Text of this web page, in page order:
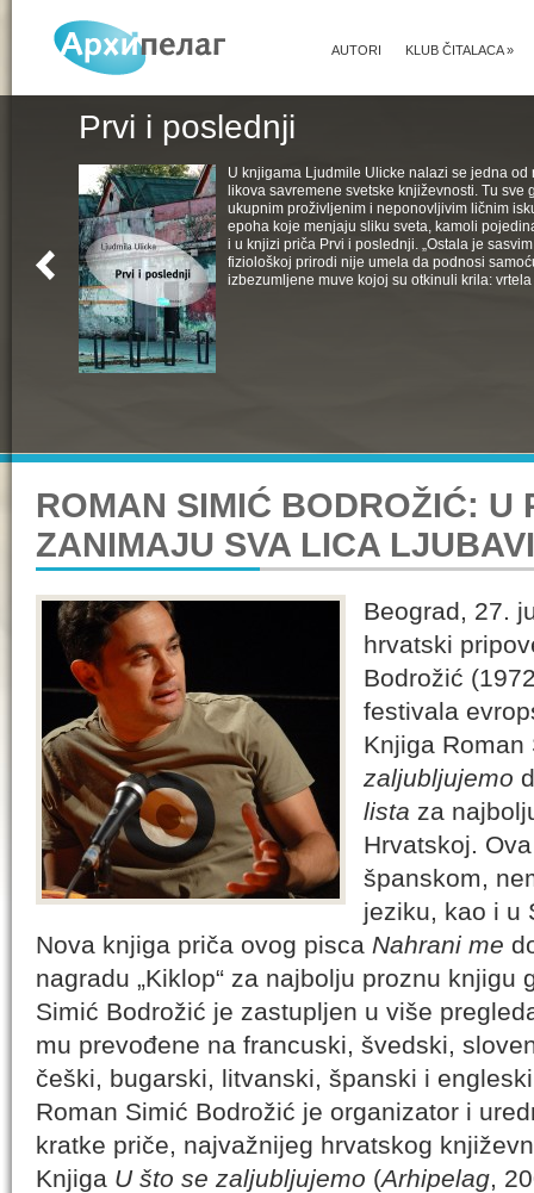
KLUB ČITALACA»
AUTORI
Prvi i poslednji
U knjigama Ljudmile Ulicke nalazi se jedna
likova savremene svetske književnosti. Tu sve
ukupnim proživljenim i neponovljivim ličnim
epoha koje menjaju sliku sveta, kamoli
i u knjizi priča Prvi i poslednji. „Ostala je
fiziološkoj prirodi nije umela da podnosi
izbezumljene muve kojoj su otkinuli krila:
ROMAN SIMIĆ BODROŽIĆ: U
ZANIMAJU SVA LICA LJUBAVI
Beograd, 27.
hrvatski
Bodrožić
festivala
Knjiga
zaljubljujemo
lista za
Hrvatskoj.
španskom,
jeziku, kao i u
Nova knjiga priča ovog pisca Nahrani me
nagradu „Kiklop“ za najbolju proznu knjigu
Simić Bodrožić je zastupljen u više
mu prevođene na francuski, švedski,
češki, bugarski, litvanski, španski i
Roman Simić Bodrožić je organizator i
kratke priče, najvažnijeg hrvatskog
Knjiga U što se zaljubljujemo (Arhipelag,